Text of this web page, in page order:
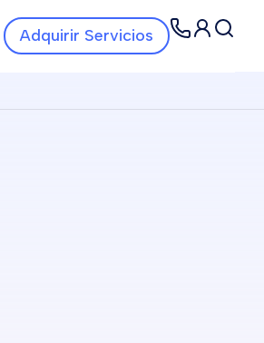
Navbar Servicios
Adquirir Servicios
Navbar